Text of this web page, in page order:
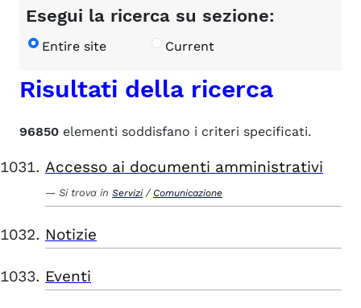
Esegui la ricerca su sezione:
Entire site Current
Risultati della ricerca
96850 elementi soddisfano i criteri specificati.
Accesso ai documenti amministrativi
Si trova in Servizi / Comunicazione
Notizie
Eventi